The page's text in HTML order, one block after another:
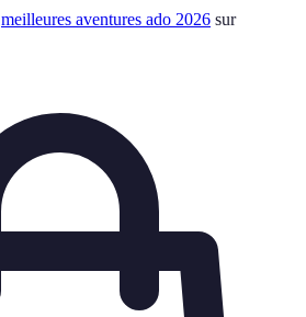
meilleures aventures ado 2026 sur